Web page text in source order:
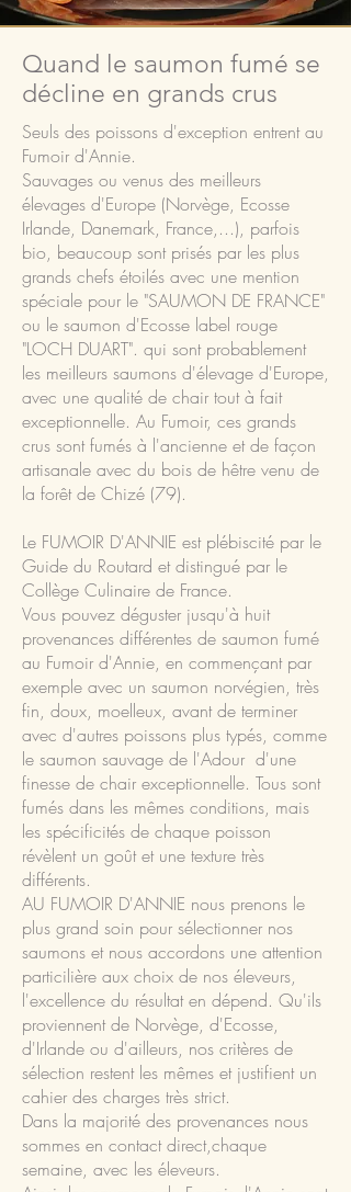
Quand le saumon fumé se
décline en grands crus
Seuls des poissons d'exception entrent au
Fumoir d'Annie.
Sauvages ou venus des meilleurs
élevages d'Europe (Norvège, Ecosse
Irlande, Danemark, France,...), parfois
bio, beaucoup sont prisés par les plus
grands chefs étoilés avec une mention
spéciale pour le "SAUMON DE FRANCE"
ou le saumon d'Ecosse label rouge
"LOCH DUART". qui sont probablement
les meilleurs saumons d'élevage d'Europe,
avec une qualité de chair tout à fait
exceptionnelle. Au Fumoir, ces grands
crus sont fumés à l'ancienne et de façon
artisanale avec du bois de hêtre venu de
la forêt de Chizé (79).
Le FUMOIR D'ANNIE est plébiscité par le
Guide du Routard et distingué par le
Collège Culinaire de France.
Vous pouvez déguster jusqu'à huit
provenances différentes de saumon fumé
au Fumoir d'Annie, en commençant par
exemple avec un saumon norvégien, très
fin, doux, moelleux, avant de terminer
avec d'autres poissons plus typés, comme
le saumon sauvage de l'Adour d'une
finesse de chair exceptionnelle. Tous sont
fumés dans les mêmes conditions, mais
les spécificités de chaque poisson
révèlent un goût et une texture très
différents.
AU FUMOIR D'ANNIE nous prenons le
plus grand soin pour sélectionner nos
saumons et nous accordons une attention
particilière aux choix de nos éleveurs,
l'excellence du résultat en dépend. Qu'ils
proviennent de Norvège, d'Ecosse,
d'Irlande ou d'ailleurs, nos critères de
sélection restent les mêmes et justifient un
cahier des charges très strict.
Dans la majorité des provenances nous
sommes en contact direct,chaque
semaine, avec les éleveurs.